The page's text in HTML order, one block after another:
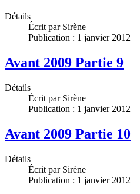
Détails
Écrit par Sirène
Publication : 1 janvier 2012
Avant 2009 Partie 9
Détails
Écrit par Sirène
Publication : 1 janvier 2012
Avant 2009 Partie 10
Détails
Écrit par Sirène
Publication : 1 janvier 2012